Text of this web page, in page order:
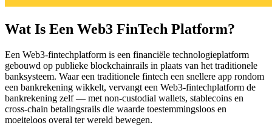
Wat Is Een Web3 FinTech Platform?
Een Web3-fintechplatform is een financiële technologieplatform
gebouwd op publieke blockchainrails in plaats van het traditionele
banksysteem. Waar een traditionele fintech een snellere app rondom
een bankrekening wikkelt, vervangt een Web3-fintechplatform de
bankrekening zelf — met non-custodial wallets, stablecoins en
cross-chain betalingsrails die waarde toestemmingsloos en
moeiteloos overal ter wereld bewegen.